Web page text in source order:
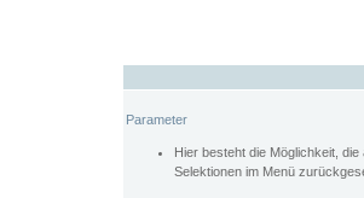
Parameter
Hier besteht die Möglichkeit,
Selektionen im Menü